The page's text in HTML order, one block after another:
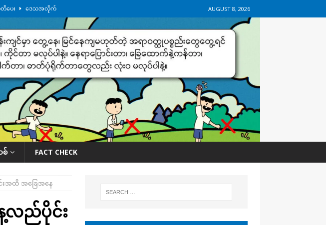
ပေး ဒေသအလိုက်
ာ်ဟစ်ဆန္ဒပြ
ဒေသအလိုက် သတင်း
မျောပါသေဆုံး
င်းမြို့ပေါ် ရေတက်
AUGUST 8, 2026
စ် FACT CHECK
အထိ အခြေအနေ
လည်ပိုင်း